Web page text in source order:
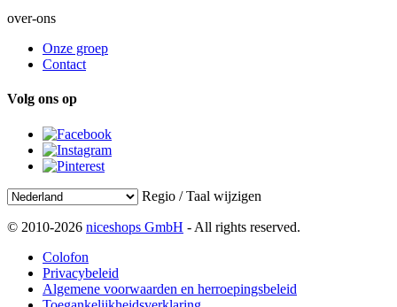
over-ons
Onze groep
Contact
Volg ons op
Regio / Taal wijzigen
© 2010-2026 niceshops GmbH - All rights reserved.
Colofon
Privacybeleid
Algemene voorwaarden en herroepingsbeleid